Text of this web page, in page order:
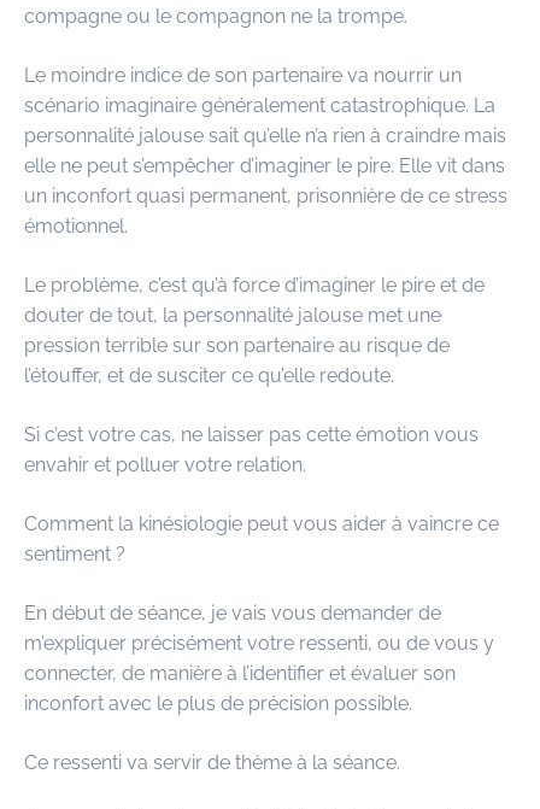
compagne ou le compagnon ne la trompe.
Le moindre indice de son partenaire va nourrir un
scénario imaginaire généralement catastrophique. La
personnalité jalouse sait qu’elle n’a rien à craindre mais
elle ne peut s’empêcher d’imaginer le pire. Elle vit dans
un inconfort quasi permanent, prisonnière de ce stress
émotionnel.
Le problème, c’est qu’à force d’imaginer le pire et de
douter de tout, la personnalité jalouse met une
pression terrible sur son partenaire au risque de
l’étouffer, et de susciter ce qu’elle redoute.
Si c’est votre cas, ne laisser pas cette émotion vous
envahir et polluer votre relation.
Comment la kinésiologie peut vous aider à vaincre ce
sentiment ?
En début de séance, je vais vous demander de
m’expliquer précisément votre ressenti, ou de vous y
connecter, de manière à l’identifier et évaluer son
inconfort avec le plus de précision possible.
Ce ressenti va servir de thème à la séance.